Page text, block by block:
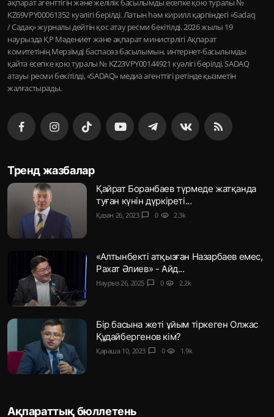
ақпарат агенттігін және желілік басылымды есепке қою туралы №
KZ69VPY00061352 куәлігі берілді. Латын һәм кирилл қарпіндегі «Sadaq
/ Садақ» журналы дейтін қос атау ресми бекітілді. 2026 жылы 19
наурызда ҚР Мәдениет және ақпарат министрлігі Ақпарат
комитетінің Мерзімді баспасөз басылымын, интернет-басылымды
қайта есепке қою туралы № KZ23VPY00144921 куәлігі берілді. SADAQ
атауы ресми бекітілді, «SADAQ» медиа агенттігі ретінде қызметін
жалғастырады.
Тренд жазбалар
Қайрат Боранбаев түрмеде жатқанда
туған күнін дүркіреті...
Қазан 26, 2023 chat_bubble 0 visibility 2.3k
«Алтынбекті атқызған Назарбаев емес,
Рахат Әлиев» - Айд...
Наурыз 26, 2025 chat_bubble 0 visibility 2.2k
Бір басына жеті ұйым тіркеген Олжас
Құдайбергенов кім?
Қараша 10, 2023 chat_bubble 0 visibility 1.9k
Ақпараттық бюллетень